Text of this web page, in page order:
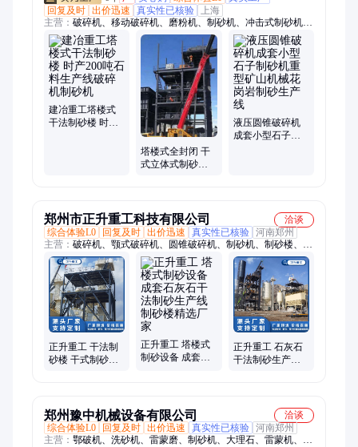
回复及时 出价迅速 真实性已核验
上海
主营： 破碎机、移动破碎机、磨粉机、制砂机、冲击式制砂机、
机制砂生产线设备、制砂机设备、超细磨粉机、高压磨粉机、雷
蒙磨磨粉机、反击式破碎机、鄂式破碎机、冲击式破碎机、单缸
液压圆锥破碎机、复合圆锥破碎机、多缸圆锥破碎机、履带移动
破碎机、洗沙机、振动筛、轮胎式移动破碎站、破碎设备
建冶重工塔楼式
干法制砂楼 时产
塔楼式全封闭 干
式立体式制砂楼
液压圆锥破碎机
成套小型石子制
郑州市正升重工科技有限公司
洽谈
综合体验L0
回复及时 出价迅速 真实性已核验 河南郑州
主营： 破碎机、颚式破碎机、圆锥破碎机、制砂机、制砂楼、移
动破碎站、反击式破碎机、锤式破碎机
正升重工 干法制
砂楼 干式制砂设
正升重工 塔楼式
制砂设备 成套石
正升重工 石灰石
干法制砂生产线
郑州豫中机械设备有限公司
洽谈
综合体验L0
回复及时 出价迅速 真实性已核验 河南郑州
主营： 鄂破机、洗砂机、雷蒙磨、制砂机、大理石、雷蒙机、打